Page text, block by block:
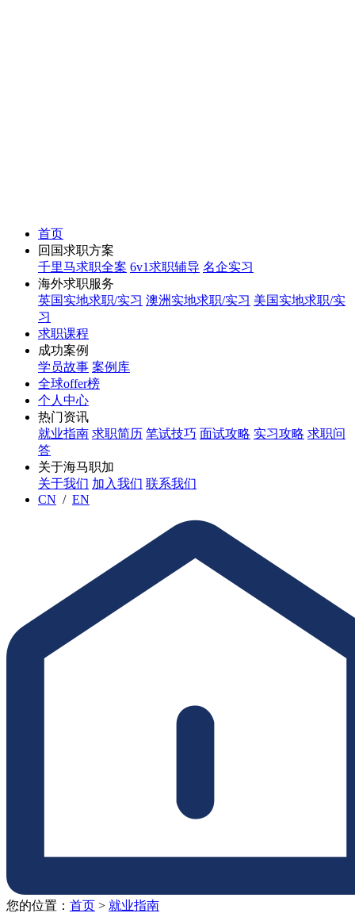
首页
回国求职方案
千里马求职全案 6v1求职辅导 名企实习
海外求职服务
英国实地求职/实习 澳洲实地求职/实习 美国实地求职/实
习
求职课程
成功案例
学员故事 案例库
全球offer榜
个人中心
热门资讯
就业指南 求职简历 笔试技巧 面试攻略 实习攻略 求职问
答
关于海马职加
关于我们 加入我们 联系我们
CN / EN
您的位置： 首页 > 就业指南